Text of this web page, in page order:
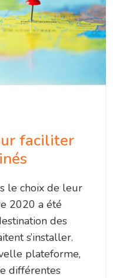
faciliter
le choix de leur
2020 a été
des
s’installer.
plateforme,
différentes